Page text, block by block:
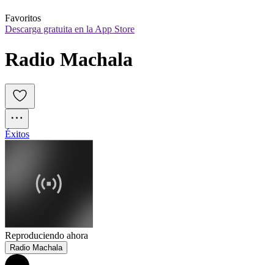
Favoritos
Descarga gratuita en la App Store
Radio Machala
Éxitos
Reproduciendo ahora
Radio Machala